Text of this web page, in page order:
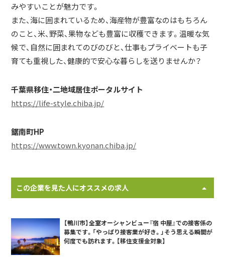
みやすいことが魅力です。
また、海に囲まれているため、海産物が豊富なのはもちろん
のこと、米、野菜、果物なども豊富に収穫できます。温暖な気
候で、自然に囲まれてのびのびと、仕事もプライベートも子
育ても重視した、健康的で安心な暮らしを送りませんか？
千葉県移住・二地域居住ポータルサイト
https://life-style.chiba.jp/
鋸南町HP
https://www.town.kyonan.chiba.jp/
この企業を見た人にオススメの求人
【鴨川市】全室オーシャンビュー『宿 中屋』での接客係の
募集です。「やっぱり接客業が好き。」そう思える瞬間が
何度でも訪れます。【移住支援金対象】